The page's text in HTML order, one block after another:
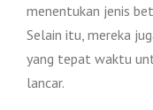
menentukan jenis
Selain itu, mereka
yang tepat waktu
lancar.